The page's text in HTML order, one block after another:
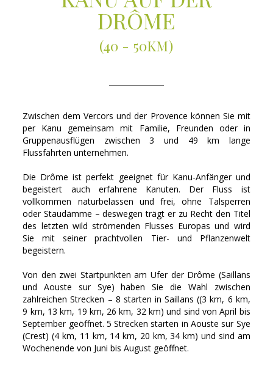
DRÔME
(40 - 50KM)
Zwischen dem Vercors und der Provence können Sie mit
per Kanu gemeinsam mit Familie, Freunden oder in
Gruppenausflügen zwischen 3 und 49 km lange
Flussfahrten unternehmen.
Die Drôme ist perfekt geeignet für Kanu-Anfänger und
begeistert auch erfahrene Kanuten. Der Fluss ist
vollkommen naturbelassen und frei, ohne Talsperren
oder Staudämme – deswegen trägt er zu Recht den Titel
des letzten wild strömenden Flusses Europas und wird
Sie mit seiner prachtvollen Tier- und Pflanzenwelt
begeistern.
Von den zwei Startpunkten am Ufer der Drôme (Saillans
und Aouste sur Sye) haben Sie die Wahl zwischen
zahlreichen Strecken – 8 starten in Saillans ((3 km, 6 km,
9 km, 13 km, 19 km, 26 km, 32 km) und sind von April bis
September geöffnet. 5 Strecken starten in Aouste sur Sye
(Crest) (4 km, 11 km, 14 km, 20 km, 34 km) und sind am
Wochenende von Juni bis August geöffnet.